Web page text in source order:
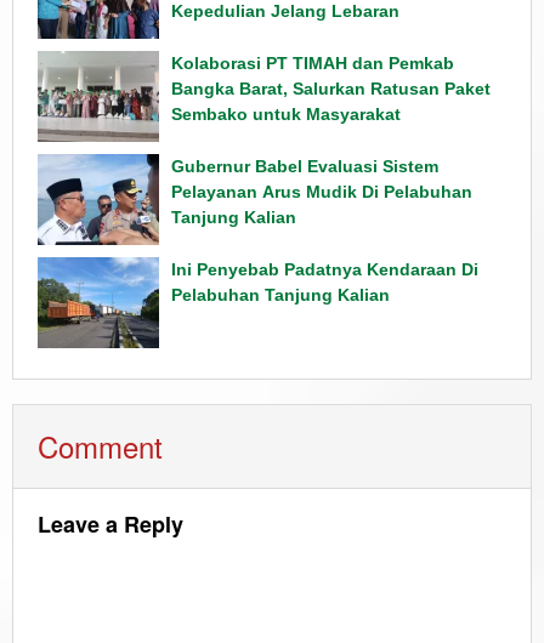
Kepedulian Jelang Lebaran
Kolaborasi PT TIMAH dan Pemkab
Bangka Barat, Salurkan Ratusan Paket
Sembako untuk Masyarakat
Gubernur Babel Evaluasi Sistem
Pelayanan Arus Mudik Di Pelabuhan
Tanjung Kalian
Ini Penyebab Padatnya Kendaraan Di
Pelabuhan Tanjung Kalian
Comment
Leave a Reply